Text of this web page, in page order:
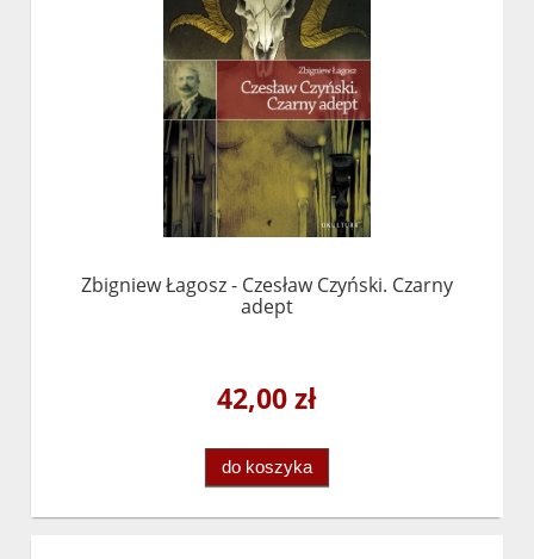
Zbigniew Łagosz - Czesław Czyński. Czarny
adept
42,00 zł
do koszyka